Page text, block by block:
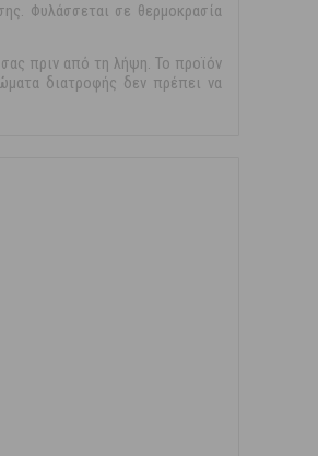
Φυλάσσεται σε θερμοκρασία
πριν από τη λήψη. Το προϊόν
διατροφής δεν πρέπει να